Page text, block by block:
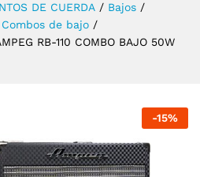
DE CUERDA / Bajos /
Combos de bajo /
RB-110 COMBO BAJO 50W
-15%